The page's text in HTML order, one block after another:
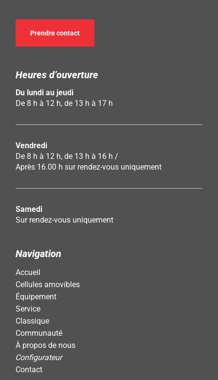
Prendre contact
Heures d’ouverture
Du lundi au jeudi
De 8 h à 12 h, de 13 h à 17 h
Vendredi
De 8 h à 12 h, de 13 h à 16 h /
Après 16.00 h sur rendez-vous uniquement
Samedi
Sur rendez-vous uniquement
Navigation
Accueil
Cellules amovibles
Équipement
Service
Classique
Communauté
À propos de nous
Configurateur
Contact